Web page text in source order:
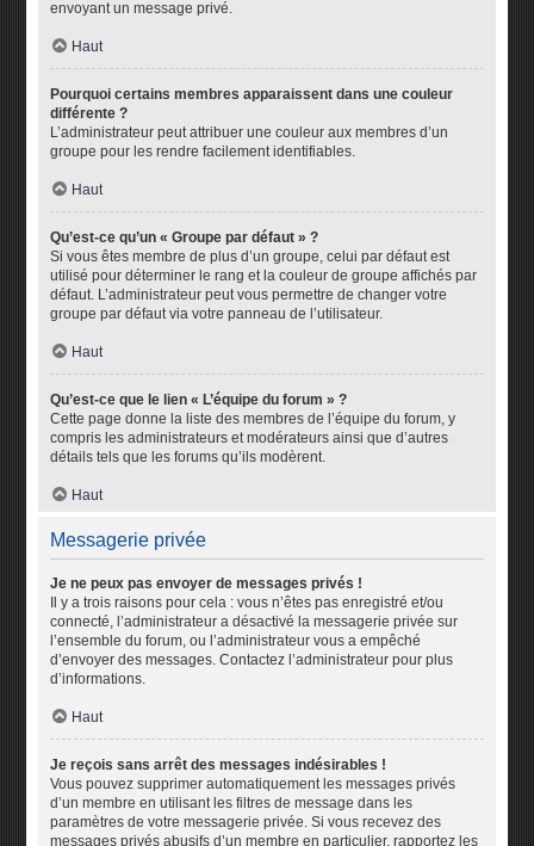
envoyant un message privé.
Haut
Pourquoi certains membres apparaissent dans une couleur
différente ?
L’administrateur peut attribuer une couleur aux membres d’un
groupe pour les rendre facilement identifiables.
Haut
Qu’est-ce qu’un « Groupe par défaut » ?
Si vous êtes membre de plus d’un groupe, celui par défaut est
utilisé pour déterminer le rang et la couleur de groupe affichés par
défaut. L’administrateur peut vous permettre de changer votre
groupe par défaut via votre panneau de l’utilisateur.
Haut
Qu’est-ce que le lien « L’équipe du forum » ?
Cette page donne la liste des membres de l’équipe du forum, y
compris les administrateurs et modérateurs ainsi que d’autres
détails tels que les forums qu’ils modèrent.
Haut
Messagerie privée
Je ne peux pas envoyer de messages privés !
Il y a trois raisons pour cela : vous n’êtes pas enregistré et/ou
connecté, l’administrateur a désactivé la messagerie privée sur
l’ensemble du forum, ou l’administrateur vous a empêché
d’envoyer des messages. Contactez l’administrateur pour plus
d’informations.
Haut
Je reçois sans arrêt des messages indésirables !
Vous pouvez supprimer automatiquement les messages privés
d’un membre en utilisant les filtres de message dans les
paramètres de votre messagerie privée. Si vous recevez des
messages privés abusifs d’un membre en particulier, rapportez les